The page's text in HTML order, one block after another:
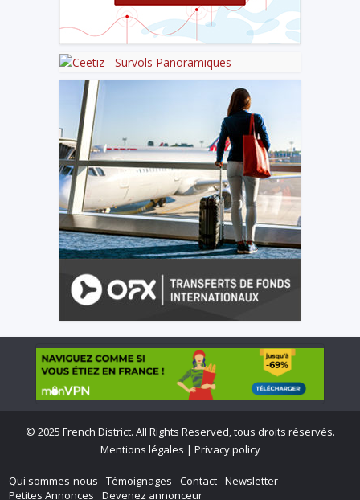
© 2025 French District. All Rights Reserved, tous droits réservés.
Mentions légales | Privacy policy
Qui sommes-nous Témoignages Contact Newsletter
Petites Annonces
Devenez annonceur